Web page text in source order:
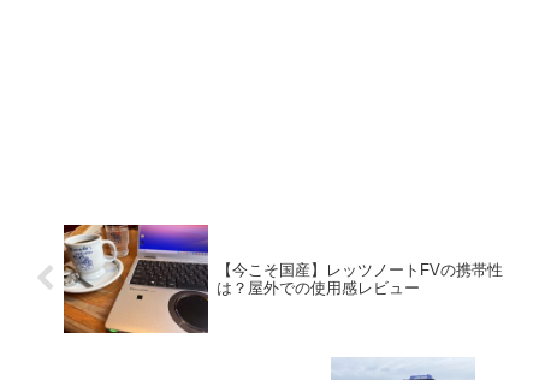
【今こそ国産】レッツノートFVの携帯性
は？屋外での使用感レビュー